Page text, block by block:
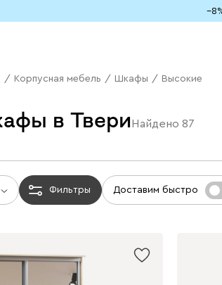
/ Корпусная мебель / Шкафы / Высокие
в Твери Найдено 87
Фильтры Доставим быстро